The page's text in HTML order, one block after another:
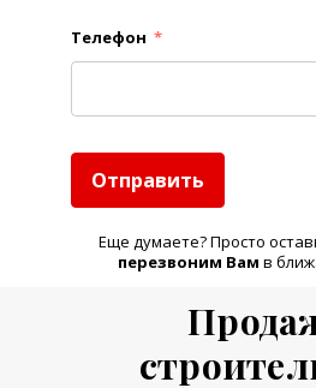
Телефон *
Отправить
Еще думаете? Просто
перезвоним Вам в